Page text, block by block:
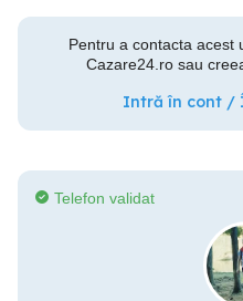
Pentru a contacta acest
Cazare24.ro sau
Intră în cont /
Telefon validat